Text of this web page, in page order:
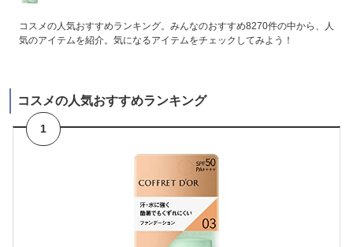
コスメの人気おすすめランキング。みんなのおすすめ8270件の中から、人
気のアイテムを紹介。気になるアイテムをチェックしてみよう！
コスメの人気おすすめランキング
1